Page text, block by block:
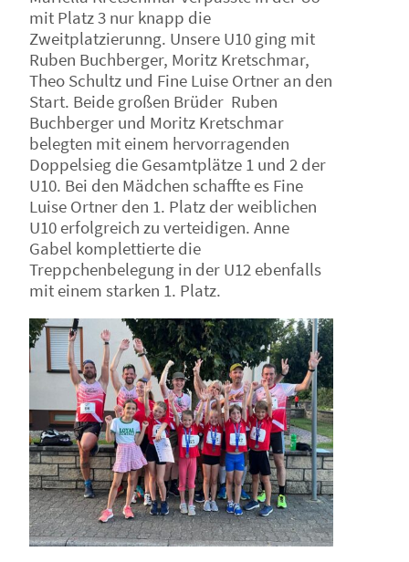
mit Platz 3 nur knapp die
Zweitplatzierunng. Unsere U10 ging mit
Ruben Buchberger, Moritz Kretschmar,
Theo Schultz und Fine Luise Ortner an den
Start. Beide großen Brüder Ruben
Buchberger und Moritz Kretschmar
belegten mit einem hervorragenden
Doppelsieg die Gesamtplätze 1 und 2 der
U10. Bei den Mädchen schaffte es Fine
Luise Ortner den 1. Platz der weiblichen
U10 erfolgreich zu verteidigen. Anne
Gabel komplettierte die
Treppchenbelegung in der U12 ebenfalls
mit einem starken 1. Platz.